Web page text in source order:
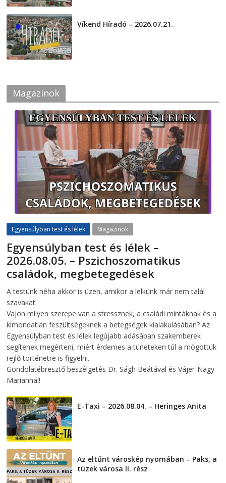
Víkend Híradó – 2026.07.21.
Magazinok
Egyensúlyban test és lélek Magazinok
Egyensúlyban test és lélek –
2026.08.05. – Pszichoszomatikus
családok, megbetegedések
A testünk néha akkor is üzen, amikor a lelkünk már nem talál
szavakat.
Vajon milyen szerepe van a stressznek, a családi mintáknak és a
kimondatlan feszültségeknek a betegségek kialakulásában? Az
Egyensúlyban test és lélek legújabb adásában szakemberek
segítenek megérteni, miért érdemes a tüneteken túl a mögöttük
rejlő történetre is figyelni.
Gondolatébresztő beszélgetés Dr. Ságh Beátával és Vájer-Nagy
Mariannal!
E-Taxi – 2026.08.04. – Heringes Anita
Az eltűnt városkép nyomában – Paks, a
tüzek városa II. rész